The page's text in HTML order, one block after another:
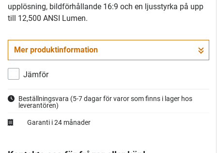
upplösning, bildförhållande 16:9 och en ljusstyrka på upp
till 12,500 ANSI Lumen.
Mer produktinformation
Jämför
Beställningsvara (5-7 dagar för varor som finns i lager hos
leverantören)
Garanti i 24 månader